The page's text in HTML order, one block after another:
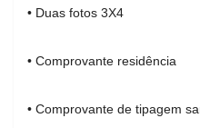
• Duas fotos 3X4
• Comprovante residência
• Comprovante de tipagem